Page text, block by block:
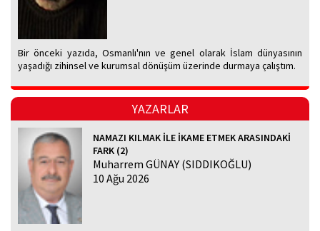
Bir önceki yazıda, Osmanlı'nın ve genel olarak İslam dünyasının
yaşadığı zihinsel ve kurumsal dönüşüm üzerinde durmaya çalıştım.
YAZARLAR
NAMAZI KILMAK İLE İKAME ETMEK ARASINDAKİ
FARK (2)
Muharrem GÜNAY (SIDDIKOĞLU)
10 Ağu 2026